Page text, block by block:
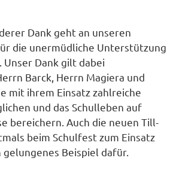
Dank geht an unseren
die unermüdliche Unterstützung
Unser Dank gilt dabei
Barck, Herrn Magiera und
mit ihrem Einsatz zahlreiche
und das Schulleben auf
bereichern. Auch die neuen Till-
beim Schulfest zum Einsatz
gelungenes Beispiel dafür.